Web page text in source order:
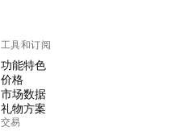
工具和订阅
功能特色
价格
市场数据
礼物方案
交易